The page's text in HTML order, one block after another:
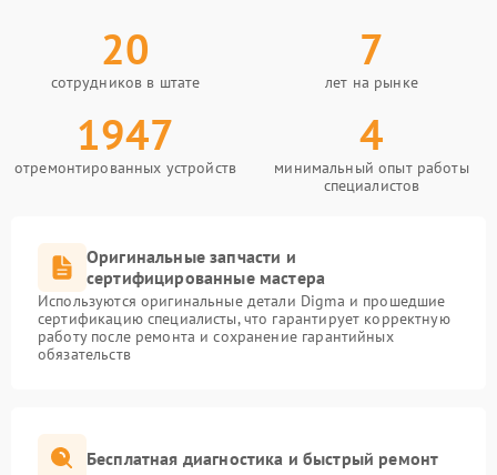
20
сотрудников в штате
7
лет на рынке
1947
отремонтированных устройств
4
минимальный опыт работы
специалистов
Оригинальные запчасти и
сертифицированные мастера
Используются оригинальные детали Digma и прошедшие
сертификацию специалисты, что гарантирует корректную
работу после ремонта и сохранение гарантийных
обязательств
Бесплатная диагностика и быстрый ремонт